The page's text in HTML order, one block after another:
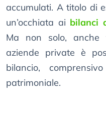
accumulati. A titolo di
un’occhiata ai bilanci
Ma non solo,
aziende private è
bilancio,
patrimoniale.